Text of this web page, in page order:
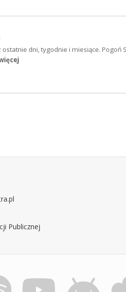
dni, tygodnie i miesiące. Pogoń
Publicznej